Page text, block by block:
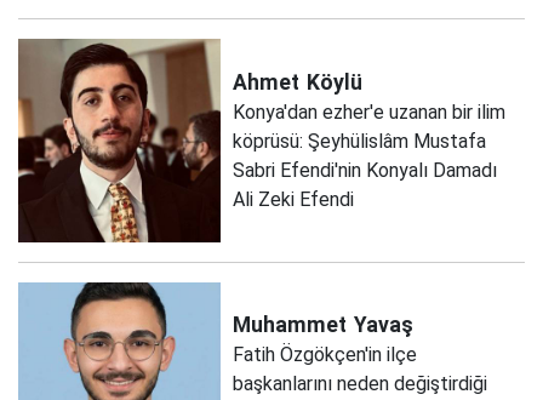
Ahmet Köylü
Konya'dan ezher'e uzanan bir ilim
köprüsü: Şeyhülislâm Mustafa
Sabri Efendi'nin Konyalı Damadı
Ali Zeki Efendi
Muhammet Yavaş
Fatih Özgökçen'in ilçe
başkanlarını neden değiştirdiği